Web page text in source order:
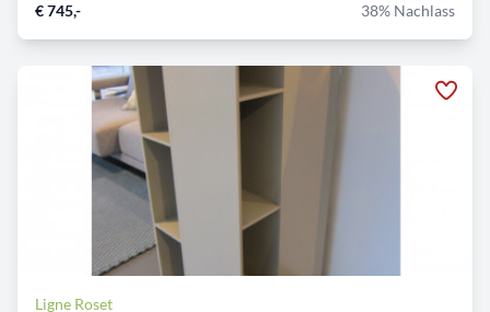
€ 745,- 38% Nachlass
Ligne Roset